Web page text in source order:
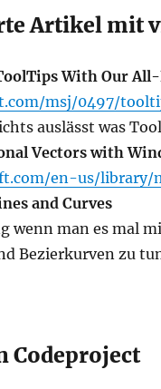
Artikel mit
With Our
msj/0497/
auslässt was
Vectors with
en-us/library/
and Curves
wenn man es mal
Bezierkurven zu
Codeproject